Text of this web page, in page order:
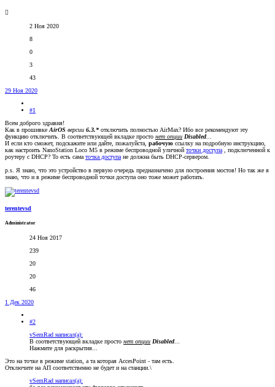
2 Ноя 2020
8
0
3
43
29 Ноя 2020
#1
Всем доброго здравия!
Как в прошивке AirOS версии 6.3.* отключить полностью AirMax? Ибо все рекомендуют эту
функцию отключить. В соответствующей вкладке просто нет опции Disabled
И если кто сможет, подскажите или дайте, пожалуйста, рабочую ссылку на подробную инструкцию,
как настроить NanoStation Loco M5 в режиме беспроводной уличной точки доступа
, подключенной к
роутеру с DHCP? То есть сама точка доступа не должна быть DHCP-сервером.
p.s. Я знаю, что это устройство в первую очередь предназначено для построения мостов! Но так же я
знаю, что и в режиме беспроводной точки доступа оно тоже может работать.
terentevsd
Administrator
24 Ноя 2017
239
20
20
46
1 Дек 2020
#2
vSemRad написал(а):
В соответствующей вкладке просто нет опции Disabled
Нажмите для раскрытия...
Это на точке в режиме station, а та которая AccesPoint - там есть.
Отключите на АП соответственно не будет и на станции.\
vSemRad написал(а):